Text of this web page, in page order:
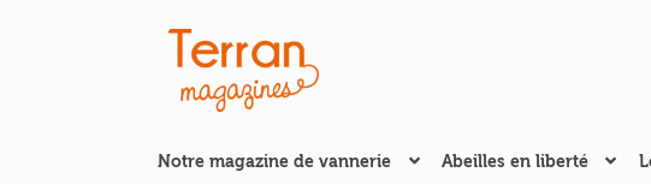
Aller
à
la
Aller
au
contenu
Notre magazine de vannerie Abeilles en liberté